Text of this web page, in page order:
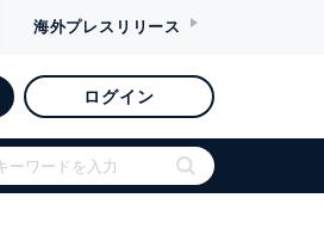
海外プレスリリース
ログイン